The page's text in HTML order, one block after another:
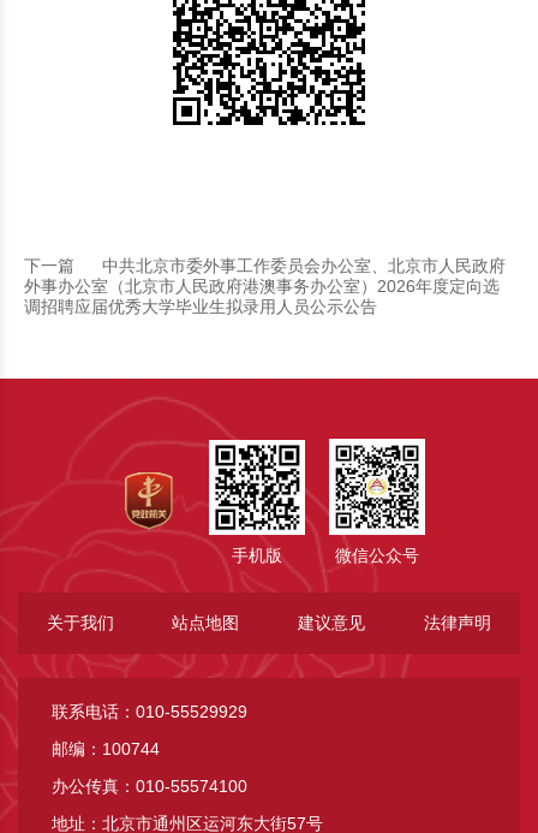
下一篇
中共北京市委外事工作委员会办公室、北京市人民政府
外事办公室（北京市人民政府港澳事务办公室）2026年度定向选
调招聘应届优秀大学毕业生拟录用人员公示公告
手机版 微信公众号
关于我们 站点地图 建议意见 法律声明
联系电话：010-55529929
邮编：100744
办公传真：010-55574100
地址：北京市通州区运河东大街57号